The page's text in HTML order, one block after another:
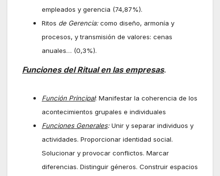
empleados y gerencia (74,87%).
Ritos de Gerencia:como diseño, armonía y
procesos, y transmisión de valores: cenas
anuales… (0,3%).
Funciones del Ritual en las empresas.
Función Principal: Manifestar la coherencia de los
acontecimientos grupales e individuales
Funciones Generales:Unir y separar individuos y
actividades. Proporcionar identidad social.
Solucionar y provocar conflictos. Marcar
diferencias. Distinguir géneros. Construir espacios